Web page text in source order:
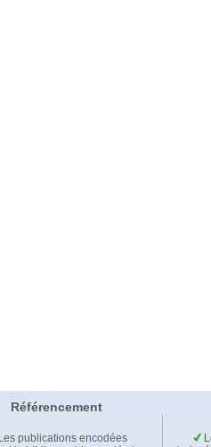
Référencement
publications encodées